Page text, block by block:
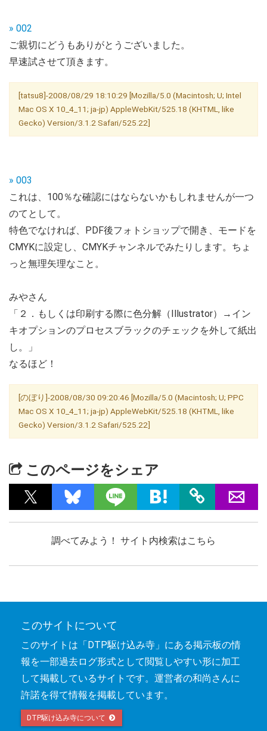
» 002
ご親切にどうもありがとうございました。
早速試させて頂きます。
[tatsu8]-2008/08/29 18:10:29 [Mozilla/5.0 (Macintosh; U; Intel
Mac OS X 10_4_11; ja-jp) AppleWebKit/525.18 (KHTML, like
Gecko) Version/3.1.2 Safari/525.22]
» 003
これは、100％な確認にはならないかもしれませんが一つ
のてとして。
特色でなければ、PDF後フォトショップで開き、モードを
CMYKに設定し、CMYKチャンネルでみたりします。ちょ
っと無理矢理なこと。
みやさん
「２．もしくは印刷する際に色分解（Illustrator）→イン
キオプションのプロセスブラックのチェックを外して紙出
し。」
なるほど！
[のぼり]-2008/08/30 09:20:46 [Mozilla/5.0 (Macintosh; U; PPC
Mac OS X 10_4_11; ja-jp) AppleWebKit/525.18 (KHTML, like
Gecko) Version/3.1.2 Safari/525.22]
このページをシェア
調べてみよう！ サイト内検索はこちら
このサイトについて
このサイトは「DTP駆け込み寺」にある掲示板の情
報を一部過去ログ形式として閲覧しやすい形に加工
して掲載しているサイトです。運営者の和尚さんに
許諾を得て情報を掲載しています。
DTP駆け込み寺について